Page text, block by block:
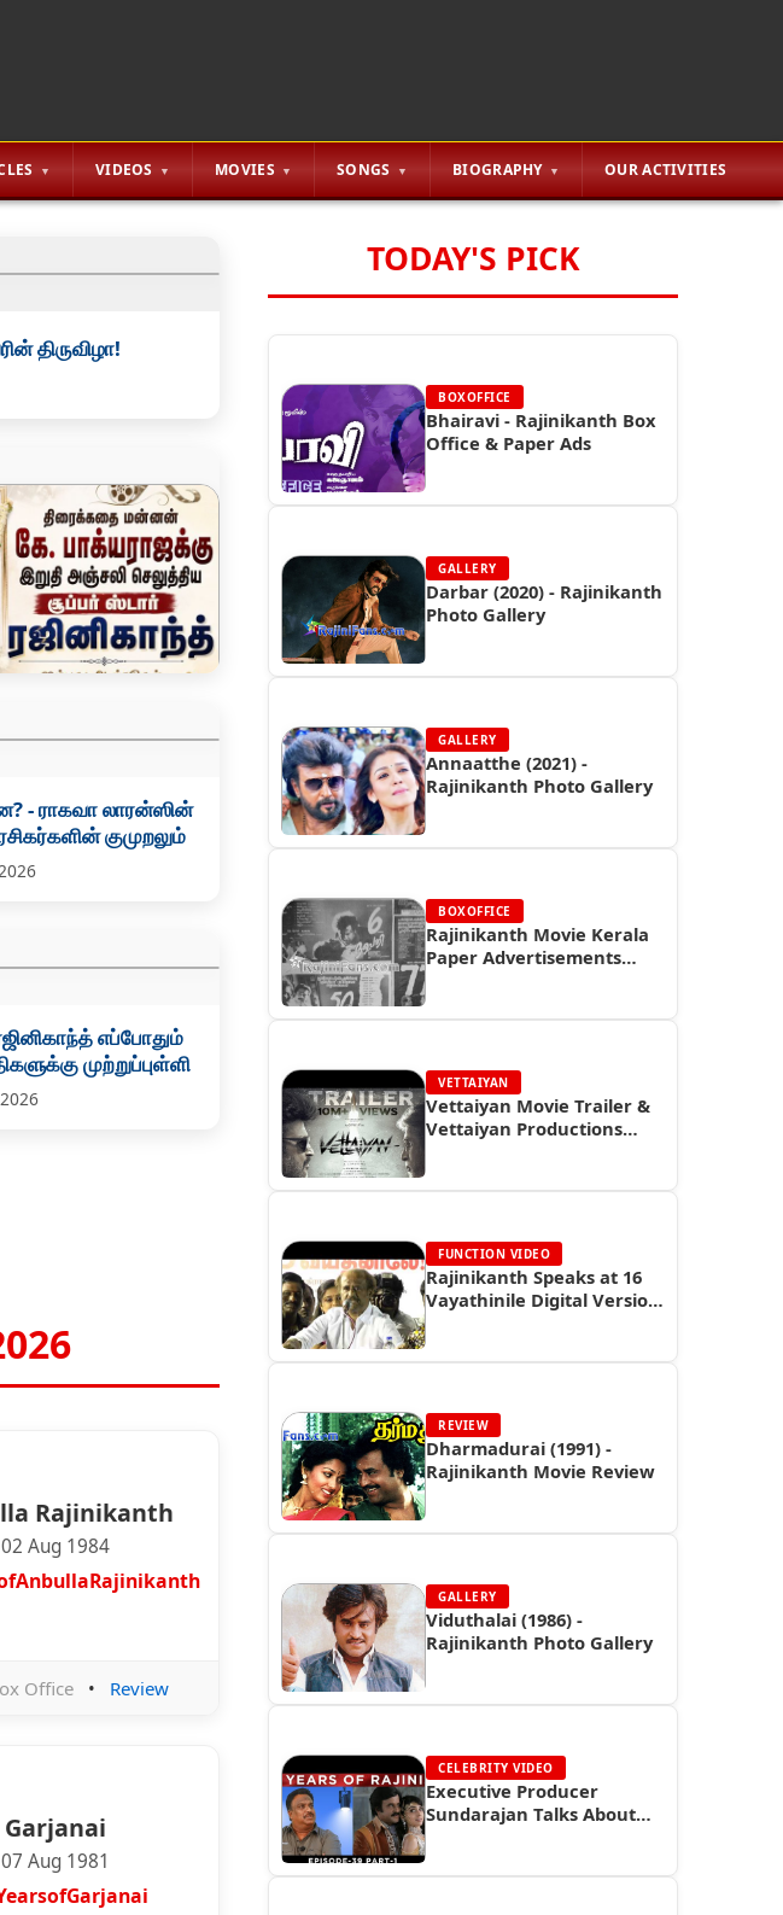
VIDEOS MOVIES SONGS BIOGRAPHY OUR ACTIVITIES
திருவிழா!
ஸ்டார் ரஜினிகாந்த்
- ராகவா லாரன்ஸின்
குமுறலும்
எப்போதும்
முற்றுப்புள்ளி
Rajinikanth
02 Aug 1984
Office • Review
Garjanai
07 Aug 1981
TODAY'S PICK
BOXOFFICE
Bhairavi - Rajinikanth Box
Office & Paper Ads
GALLERY
Darbar (2020) - Rajinikanth
Photo Gallery
GALLERY
Annaatthe (2021) -
Rajinikanth Photo Gallery
BOXOFFICE
Rajinikanth Movie Kerala
Paper Advertisements
VETTAIYAN
Vettaiyan Movie Trailer &
Vettaiyan Productions
FUNCTION VIDEO
Rajinikanth Speaks at 16
Vayathinile Digital Version
REVIEW
Dharmadurai (1991) -
Rajinikanth Movie Review
GALLERY
Viduthalai (1986) -
Rajinikanth Photo Gallery
CELEBRITY VIDEO
Executive Producer
Sundarajan Talks About